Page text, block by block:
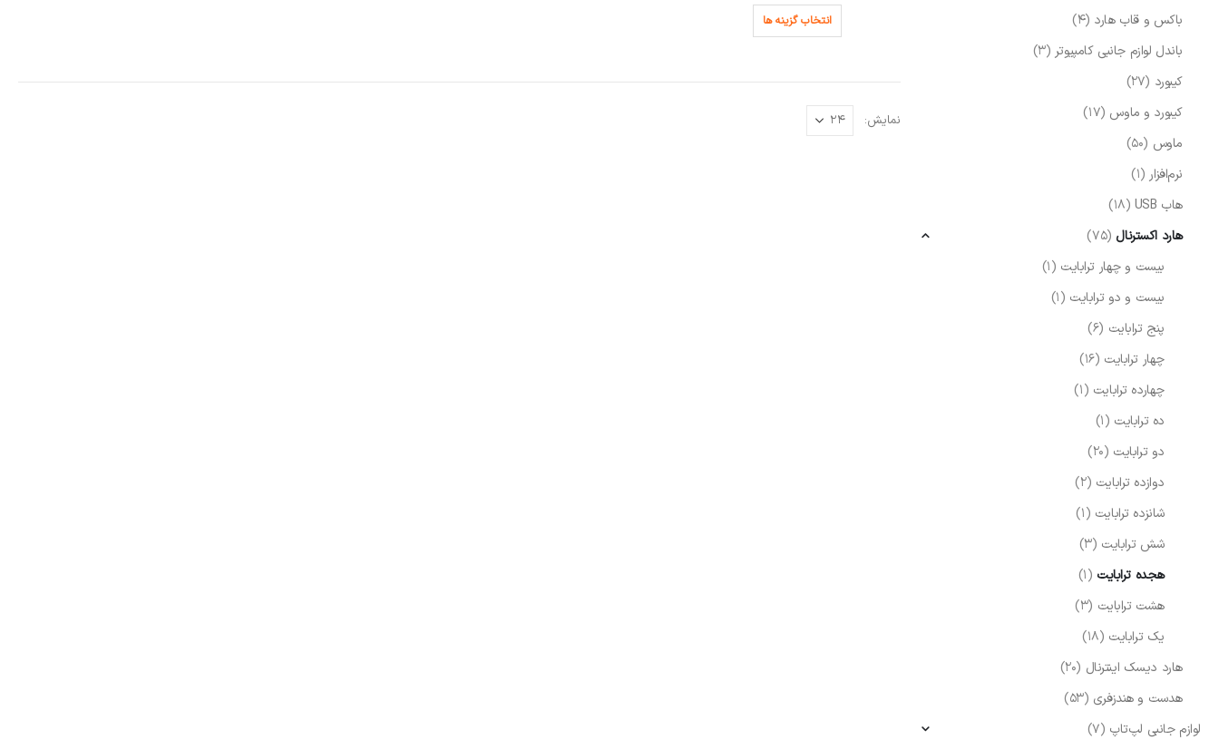
انتخاب گزینه ها
نمایش:
باکس و قاب هارد (4)
باندل لوازم جانبی کامپیوتر (3)
کیبورد (27)
کیبورد و ماوس (17)
ماوس (50)
نرم‌افزار (1)
هاب USB
(18)
هارد اکسترنال (75)
بیست و چهار ترابایت (1)
بیست و دو ترابایت (1)
پنج ترابایت (6)
چهار ترابایت (16)
چهارده ترابایت (1)
ده ترابایت (1)
دو ترابایت (20)
دوازده ترابایت (2)
شانزده ترابایت (1)
شش ترابایت (3)
هجده ترابایت (1)
هشت ترابایت (3)
یک ترابایت (18)
هارد دیسک اینترنال (20)
هدست و هندزفری (53)
لوازم جانبی لپ‌تاپ (7)